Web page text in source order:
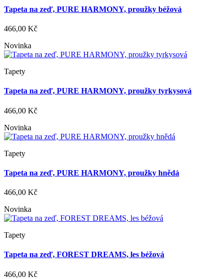
Tapeta na zeď, PURE HARMONY, proužky béžová
466,00 Kč
Novinka
Tapety
Tapeta na zeď, PURE HARMONY, proužky tyrkysová
466,00 Kč
Novinka
Tapety
Tapeta na zeď, PURE HARMONY, proužky hnědá
466,00 Kč
Novinka
Tapety
Tapeta na zeď, FOREST DREAMS, les béžová
466,00 Kč